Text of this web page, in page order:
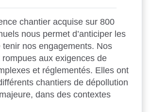
chantier acquise sur 800
nous permet d’anticiper les
tenir nos engagements. Nos
aux exigences de
et réglementés. Elles ont
chantiers de dépollution
dans des contextes